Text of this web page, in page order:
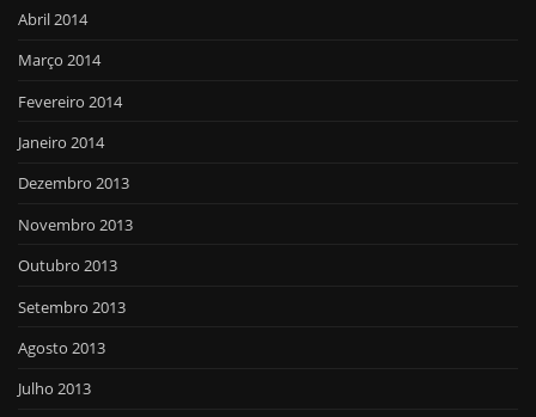
Abril 2014
Março 2014
Fevereiro 2014
Janeiro 2014
Dezembro 2013
Novembro 2013
Outubro 2013
Setembro 2013
Agosto 2013
Julho 2013